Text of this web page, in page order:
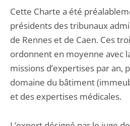
Cette Charte a été
présidents des tribunaux
de Rennes et de Caen. Ces
ordonnent en moyenne avec
missions d’expertises par an,
domaine du bâtiment
et des expertises médicales.